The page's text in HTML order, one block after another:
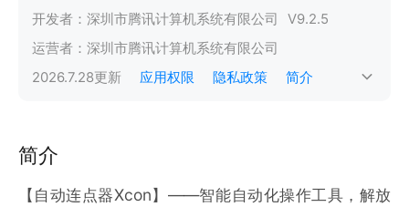
开发者： 深圳市腾讯计算机系统有限公司 V9.2.5
运营者： 深圳市腾讯计算机系统有限公司
2026.7.28更新 应用权限 隐私政策 简介
简介
【自动连点器Xcon】——智能自动化操作工具，解放